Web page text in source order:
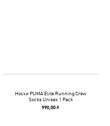
Носки PUMA Elite Running Crew
Socks Unisex 1 Pack
990,00 ₴